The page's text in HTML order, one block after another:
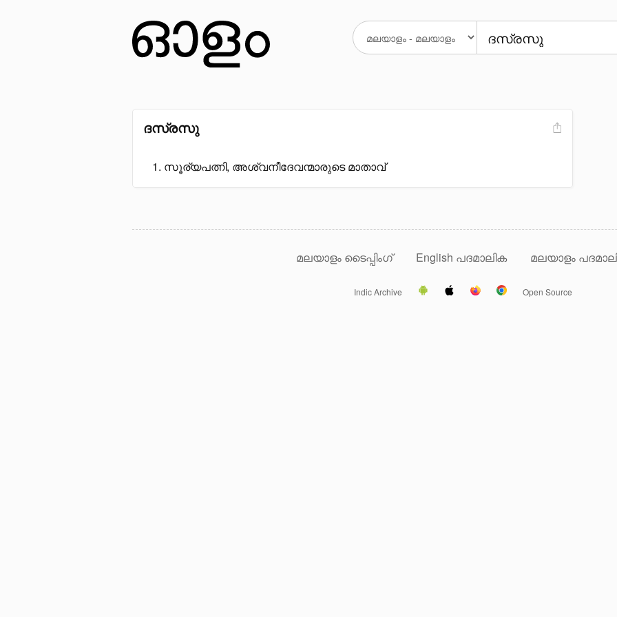
ദസ്രസു
സൂര്യപത്നി, അശ്വനീദേവന്മാരുടെ മാതാവ്
മലയാളം ടൈപ്പിംഗ് English പദമാലിക മലയാളം
Indic Archive Open Source